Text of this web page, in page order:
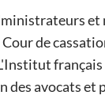
de
français
des avocats